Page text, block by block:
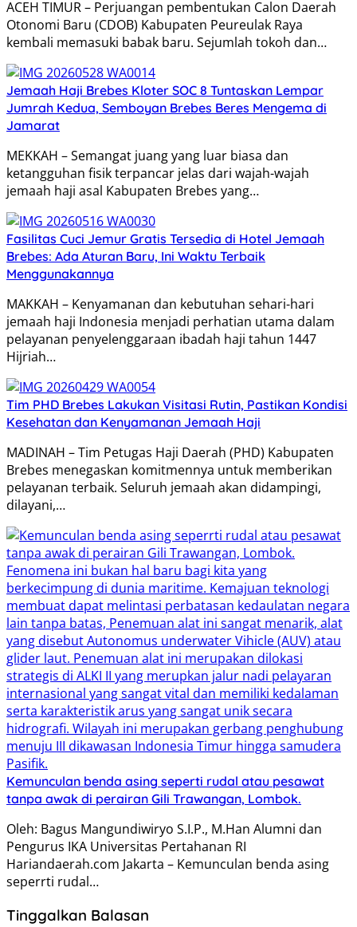
ACEH TIMUR – Perjuangan pembentukan Calon Daerah
Otonomi Baru (CDOB) Kabupaten Peureulak Raya
kembali memasuki babak baru. Sejumlah tokoh dan…
Jemaah Haji Brebes Kloter SOC 8 Tuntaskan Lempar
Jumrah Kedua, Semboyan Brebes Beres Mengema di
Jamarat
MEKKAH – Semangat juang yang luar biasa dan
ketangguhan fisik terpancar jelas dari wajah-wajah
jemaah haji asal Kabupaten Brebes yang…
Fasilitas Cuci Jemur Gratis Tersedia di Hotel Jemaah
Brebes: Ada Aturan Baru, Ini Waktu Terbaik
Menggunakannya
MAKKAH – Kenyamanan dan kebutuhan sehari-hari
jemaah haji Indonesia menjadi perhatian utama dalam
pelayanan penyelenggaraan ibadah haji tahun 1447
Hijriah…
Tim PHD Brebes Lakukan Visitasi Rutin, Pastikan Kondisi
Kesehatan dan Kenyamanan Jemaah Haji
MADINAH – Tim Petugas Haji Daerah (PHD) Kabupaten
Brebes menegaskan komitmennya untuk memberikan
pelayanan terbaik. Seluruh jemaah akan didampingi,
dilayani,…
Kemunculan benda asing seperti rudal atau pesawat
tanpa awak di perairan Gili Trawangan, Lombok.
Oleh: Bagus Mangundiwiryo S.I.P., M.Han Alumni dan
Pengurus IKA Universitas Pertahanan RI
Hariandaerah.com Jakarta – Kemunculan benda asing
seperrti rudal…
Tinggalkan Balasan